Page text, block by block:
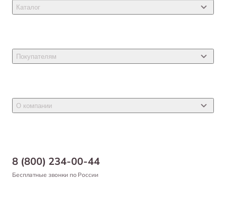
8 (800) 234-00-44
Бесплатные звонки по России
Каталог
Товары для собак
Товары для птиц
Покупателям
Новости
Самовывоз
Оформление заказа
О компании
Благотворительный фонд